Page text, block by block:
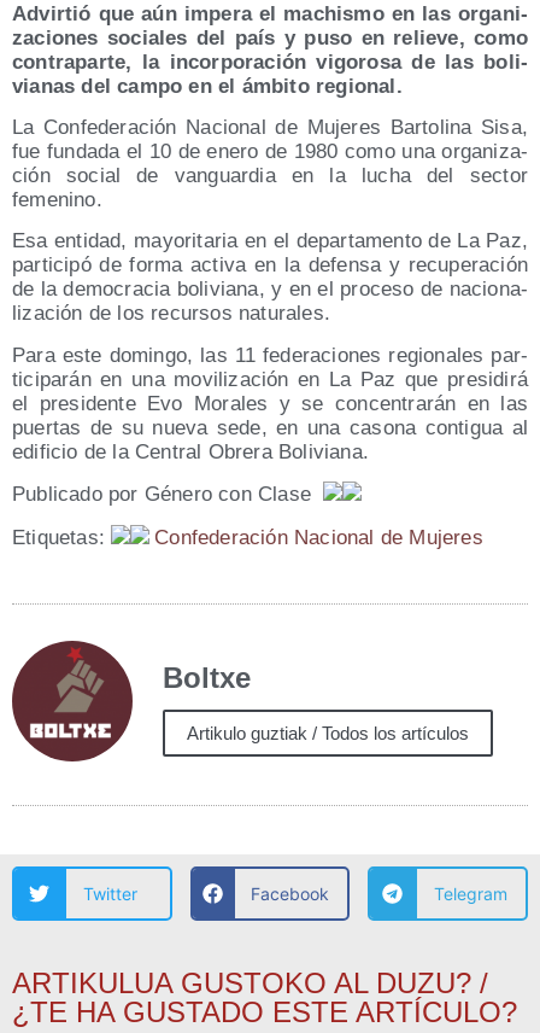
Advir­tió que aún impe­ra el machis­mo en las orga­ni­
za­cio­nes socia­les del país y puso en relie­ve, como
con­tra­par­te, la incor­po­ra­ción vigo­ro­sa de las boli­
via­nas del cam­po en el ámbi­to regional.
La Con­fe­de­ra­ción Nacio­nal de Muje­res Bar­to­li­na Sisa,
fue fun­da­da el 10 de enero de 1980 como una orga­ni­za­
ción social de van­guar­dia en la lucha del sec­tor
femenino.
Esa enti­dad, mayo­ri­ta­ria en el depar­ta­men­to de La Paz,
par­ti­ci­pó de for­ma acti­va en la defen­sa y recu­pe­ra­ción
de la demo­cra­cia boli­via­na, y en el pro­ce­so de nacio­na­
li­za­ción de los recur­sos naturales.
Para este domin­go, las 11 fede­ra­cio­nes regio­na­les par­
ti­ci­pa­rán en una movi­li­za­ción en La Paz que pre­si­di­rá
el pre­si­den­te Evo Mora­les y se con­cen­tra­rán en las
puer­tas de su nue­va sede, en una caso­na con­ti­gua al
edi­fi­cio de la Cen­tral Obre­ra Boliviana.
Publi­ca­do por Géne­ro con Cla­se
Eti­que­tas:
Con­fe­de­ra­ción Nacio­nal de Mujeres
Boltxe
Artikulo guztiak / Todos los artículos
Twitter Facebook Telegram
ARTIKULUA GUSTOKO AL DUZU? /
¿TE HA GUSTADO ESTE ARTÍCULO?